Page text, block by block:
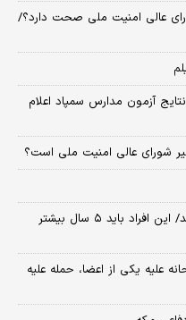
عالی امنیت ملی صحت دارد؟/
آزمون مدارس سمپاد اعلام
شورای ‌عالی امنیت ملی است؟
جزئیات صدور احکام بازنشستگی اعلام شد/ این افراد باید ۵ سال بیشتر
علیه یکی از اعضا، حمله علیه